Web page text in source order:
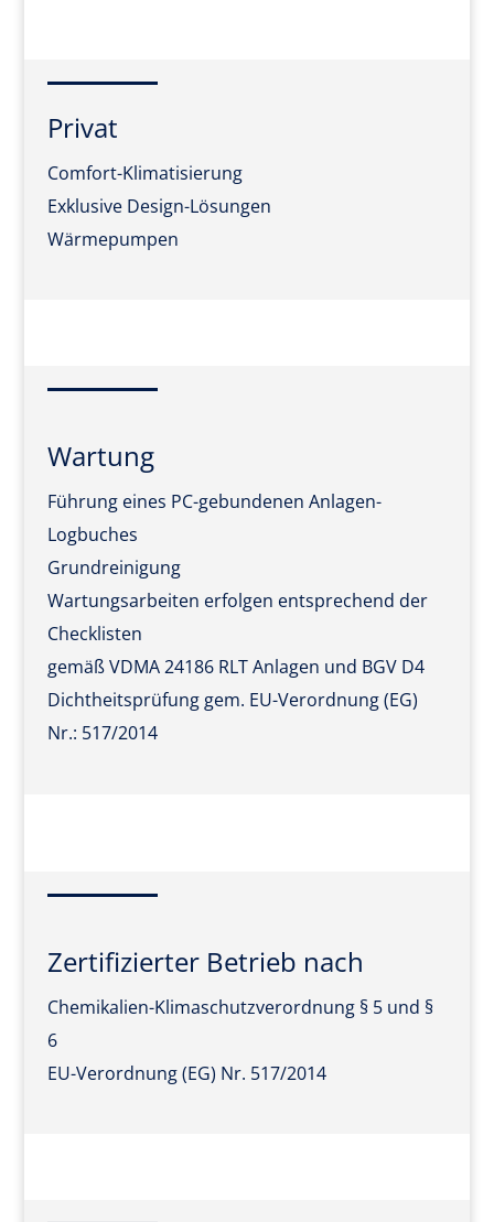
Privat
Comfort-Klimatisierung
Exklusive Design-Lösungen
Wärmepumpen
Wartung
Führung eines PC-gebundenen Anlagen-
Logbuches
Grundreinigung
Wartungsarbeiten erfolgen entsprechend der
Checklisten
gemäß VDMA 24186 RLT Anlagen und BGV D4
Dichtheitsprüfung gem. EU-Verordnung (EG)
Nr.: 517/2014
Zertifizierter Betrieb nach
Chemikalien-Klimaschutzverordnung § 5 und §
6
EU-Verordnung (EG) Nr. 517/2014